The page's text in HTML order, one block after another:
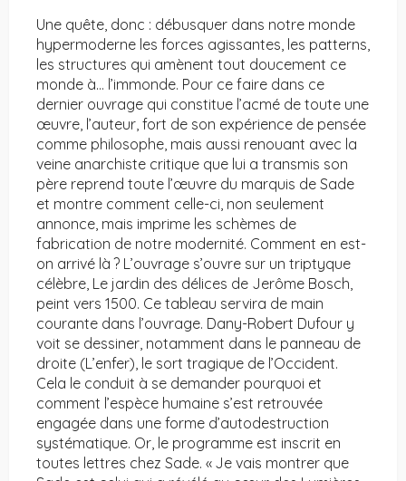
Une quête, donc : débusquer dans notre monde
hypermoderne les forces agissantes, les patterns,
les structures qui amènent tout doucement ce
monde à… l’immonde. Pour ce faire dans ce
dernier ouvrage qui constitue l’acmé de toute une
œuvre, l’auteur, fort de son expérience de pensée
comme philosophe, mais aussi renouant avec la
veine anarchiste critique que lui a transmis son
père reprend toute l’œuvre du marquis de Sade
et montre comment celle-ci, non seulement
annonce, mais imprime les schèmes de
fabrication de notre modernité. Comment en est-
on arrivé là ? L’ouvrage s’ouvre sur un triptyque
célèbre, Le jardin des délices de Jerôme Bosch,
peint vers 1500. Ce tableau servira de main
courante dans l’ouvrage. Dany-Robert Dufour y
voit se dessiner, notamment dans le panneau de
droite (L’enfer), le sort tragique de l’Occident.
Cela le conduit à se demander pourquoi et
comment l’espèce humaine s’est retrouvée
engagée dans une forme d’autodestruction
systématique. Or, le programme est inscrit en
toutes lettres chez Sade. « Je vais montrer que